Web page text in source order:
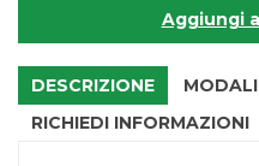
Aggiungi
DESCRIZIONE
RICHIEDI INFORMAZIONI